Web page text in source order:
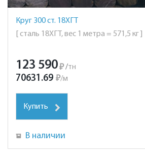
Круг 300 ст. 18ХГТ
[ сталь 18ХГТ, вес 1 метра = 571,5 кг ]
123 590₽ /тн
70631.69 ₽/м
Купить
В наличии